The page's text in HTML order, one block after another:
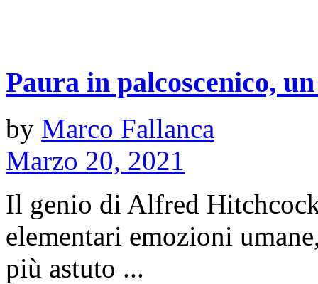
Paura in palcoscenico,
by Marco Fallanca
Marzo 20, 2021
Il genio di Alfred
elementari emozioni
più astuto ...